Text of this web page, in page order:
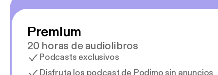
Premium
20 horas de audiolibros
Podcasts exclusivos